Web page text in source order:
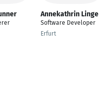
Annekathrin Linge
Software Developer
Erfurt